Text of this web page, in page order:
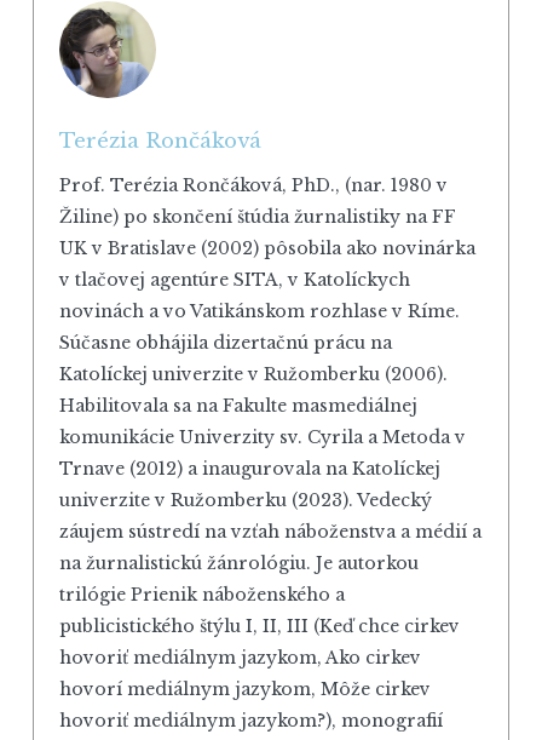
Terézia Rončáková
Prof. Terézia Rončáková, PhD., (nar. 1980 v
Žiline) po skončení štúdia žurnalistiky na FF
UK v Bratislave (2002) pôsobila ako novinárka
v tlačovej agentúre SITA, v Katolíckych
novinách a vo Vatikánskom rozhlase v Ríme.
Súčasne obhájila dizertačnú prácu na
Katolíckej univerzite v Ružomberku (2006).
Habilitovala sa na Fakulte masmediálnej
komunikácie Univerzity sv. Cyrila a Metoda v
Trnave (2012) a inaugurovala na Katolíckej
univerzite v Ružomberku (2023). Vedecký
záujem sústredí na vzťah náboženstva a médií a
na žurnalistickú žánrológiu. Je autorkou
trilógie Prienik náboženského a
publicistického štýlu I, II, III (Keď chce cirkev
hovoriť mediálnym jazykom, Ako cirkev
hovorí mediálnym jazykom, Môže cirkev
hovoriť mediálnym jazykom?), monografií